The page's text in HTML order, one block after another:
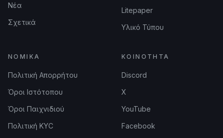
Νέα
Σχετικά
Litepaper
Υλικό Τύπου
ΝΟΜΙΚΆ
Πολιτική Απορρήτου
Όροι Ιστότοπου
Όροι Παιχνιδιού
Πολιτική KYC
ΚΟΙΝΌΤΗΤΑ
Discord
X
YouTube
Facebook